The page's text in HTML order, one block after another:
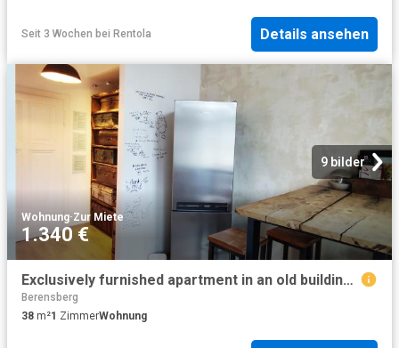
Seit 3 Wochen bei Rentola Details ansehen
9 bilder
Wohnung·Zur Miete
1.340 €
Exclusively furnished apartment in an old building in a central location, Aachen Amsterdam Apartments for Rent
Berensberg
38 m²1 ZimmerWohnung